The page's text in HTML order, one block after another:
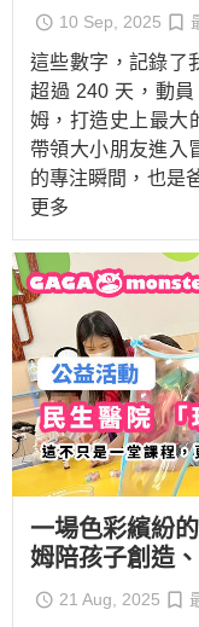
10 Sep, 2025
這些數字，記錄了
超過 240 天，動
姆，打造史上最大
帶領大小朋友進入
的專注瞬間，也是
更多
一場色彩繽紛
姆陪孩子創造
21 Aug, 2025